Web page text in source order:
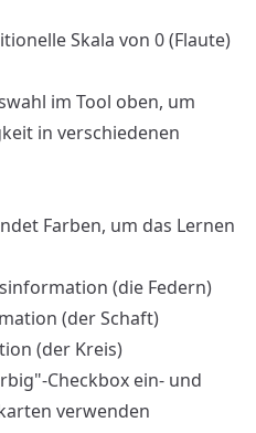
Skala von 0 (Flaute)
im Tool oben, um
in verschiedenen
Farben, um das Lernen
(die Federn)
(der Schaft)
(der Kreis)
Checkbox ein- und
verwenden